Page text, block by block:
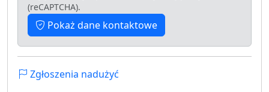
(reCAPTCHA).
Pokaż dane kontaktowe
Zgłoszenia nadużyć